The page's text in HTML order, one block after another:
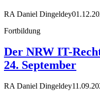
RA Daniel Dingeldey
Fortbildung
Der NRW IT-
24. September
RA Daniel Dingeldey